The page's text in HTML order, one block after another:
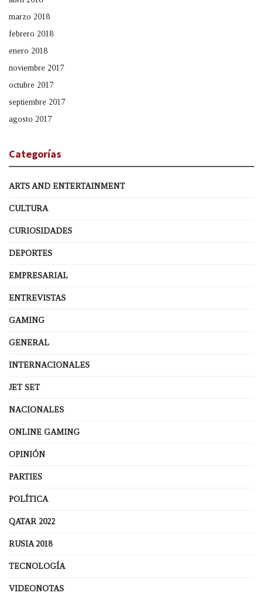
marzo 2018
febrero 2018
enero 2018
noviembre 2017
octubre 2017
septiembre 2017
agosto 2017
Categorías
ARTS AND ENTERTAINMENT
CULTURA
CURIOSIDADES
DEPORTES
EMPRESARIAL
ENTREVISTAS
GAMING
GENERAL
INTERNACIONALES
JET SET
NACIONALES
ONLINE GAMING
OPINIÓN
PARTIES
POLÍTICA
QATAR 2022
RUSIA 2018
TECNOLOGÍA
VIDEONOTAS